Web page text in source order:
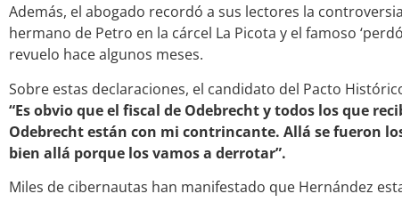
Además, el abogado recordó a sus lectores la
hermano de Petro en la cárcel La Picota y el famoso
revuelo hace algunos meses.
Sobre estas declaraciones, el candidato del Pacto
“Es obvio que el fiscal de Odebrecht y todos los que
Odebrecht están con mi contrincante. Allá se fueron
bien allá porque los vamos a derrotar”.
Miles de cibernautas han manifestado que Hernández